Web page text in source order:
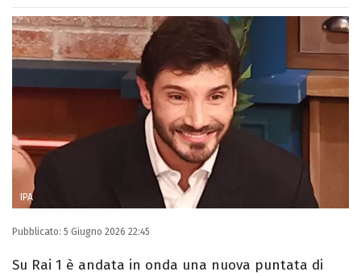
LINKEDIN
INSTAGRAM ALTRI SITI
Giornalista e content creator. Racconto
cultura pop e spettacolo tra articoli e
video, con uno stile diretto e autoriale.
IPA
Pubblicato: 5 Giugno 2026 22:45
Su Rai 1 è andata in onda una nuova puntata di